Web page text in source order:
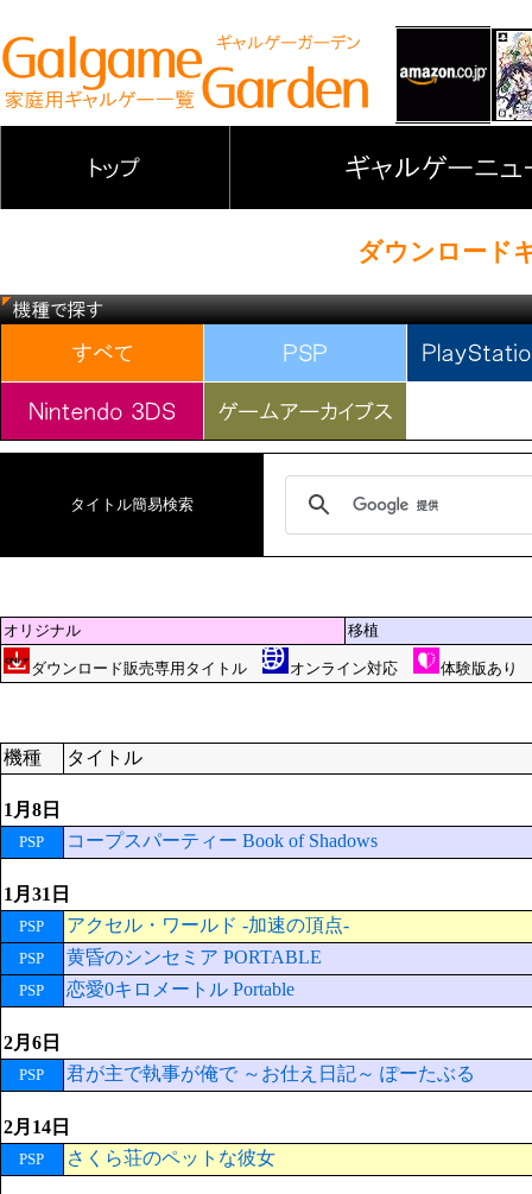
ダウンロード
タイトル簡易検索
オリジナル 移植
ダウンロード販売専用タイトル オンライン対応 体験版あり
機種 タイトル
1月8日
PSP コープスパーティー Book of Shadows
1月31日
PSP アクセル・ワールド -加速の頂点-
PSP 黄昏のシンセミア PORTABLE
PSP 恋愛0キロメートル Portable
2月6日
PSP 君が主で執事が俺で ～お仕え日記～ ぽーたぶる
2月14日
PSP さくら荘のペットな彼女